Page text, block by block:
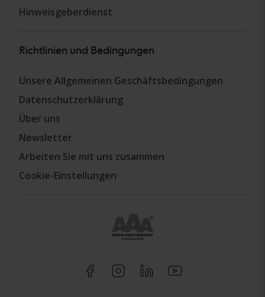
Hinweisgeberdienst
Richtlinien und Bedingungen
Unsere Allgemeinen Geschäftsbedingungen
Datenschutzerklärung
Über uns
Newsletter
Arbeiten Sie mit uns zusammen
Cookie-Einstellungen